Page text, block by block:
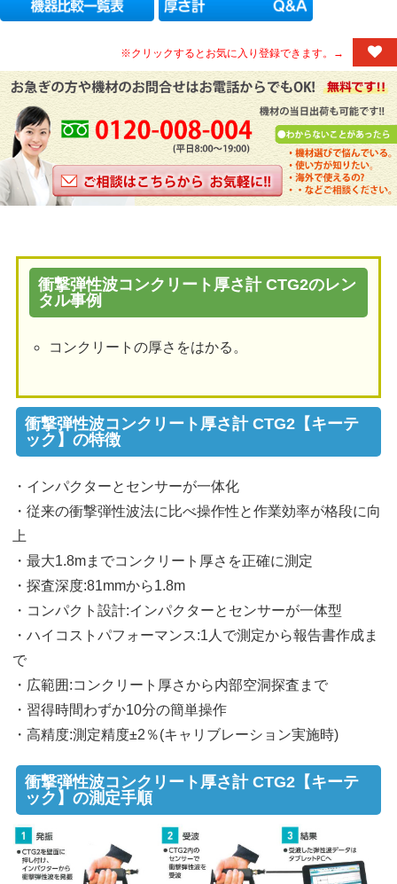
※クリックするとお気に入り登録できます。→
衝撃弾性波コンクリート厚さ計 CTG2のレン
タル事例
コンクリートの厚さをはかる。
衝撃弾性波コンクリート厚さ計 CTG2【キーテ
ック】の特徴
・インパクターとセンサーが一体化
・従来の衝撃弾性波法に比べ操作性と作業効率が格段に向
上
・最大1.8mまでコンクリート厚さを正確に測定
・探査深度:81mmから1.8m
・コンパクト設計:インパクターとセンサーが一体型
・ハイコストパフォーマンス:1人で測定から報告書作成ま
で
・広範囲:コンクリート厚さから内部空洞探査まで
・習得時間わずか10分の簡単操作
・高精度:測定精度±2％(キャリブレーション実施時)
衝撃弾性波コンクリート厚さ計 CTG2【キーテ
ック】の測定手順